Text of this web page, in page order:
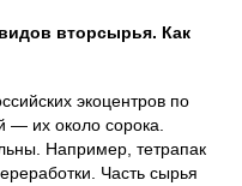
вторсырья. Как
экоцентров по
— их около сорока.
Например, тетрапак
Часть сырья